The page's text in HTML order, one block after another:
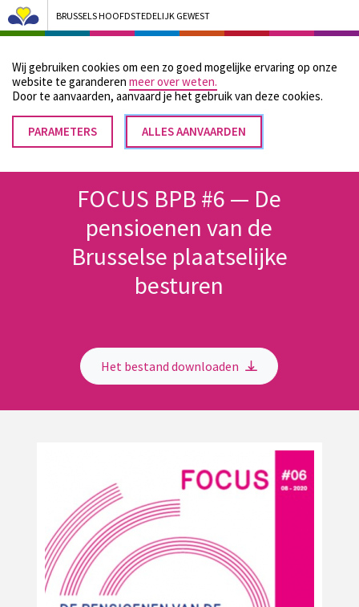
Wij gebruiken cookies om een zo goed mogelijke ervaring op onze
website te garanderen meer over weten.
Door te aanvaarden, aanvaard je het gebruik van deze cookies.
PARAMETERS ALLES AANVAARDEN
TOESTEMMING
INTREKKEN
BRUSSELS HOOFDSTEDELIJK GEWEST
Bruxelles Pouvoirs Locaux - Aller à la page d'accueil
Menu
Kruimelpad
Home
Documenten en publicaties van Brussel Plaatselijke Besturen
FOCUS BPB #6 — De
pensioenen van de
Brusselse plaatselijke
besturen
Het bestand downloaden